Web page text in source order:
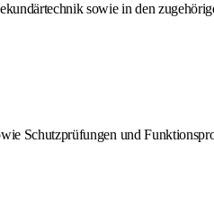
sowie in den
Schutzprüfungen und